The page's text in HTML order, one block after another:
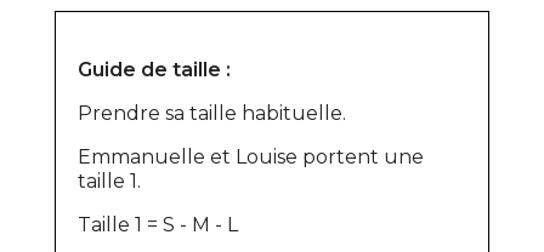
Guide de taille :
Prendre sa taille habituelle.
Emmanuelle et Louise portent une
taille 1.
Taille 1 = S - M - L